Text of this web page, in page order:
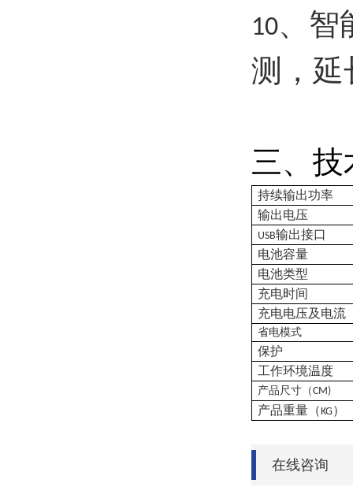
10、智
测，延
三、技
持续输出功率
输出电压
USB输出接口
电池容量
电池类型
充电时间
充电电压及电流
省电模式
保护
工作环境温度
产品尺寸（CM)
产品重量（KG ）
在线咨询